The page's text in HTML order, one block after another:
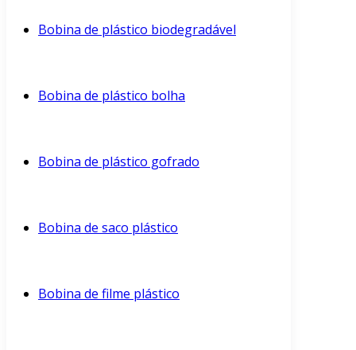
Bobina de plástico biodegradável
Bobina de plástico bolha
Bobina de plástico gofrado
Bobina de saco plástico
Bobina de filme plástico